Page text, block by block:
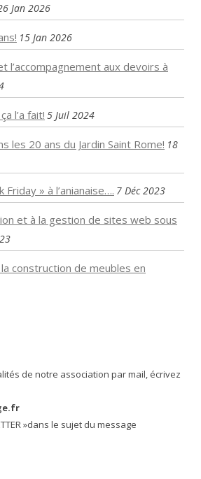
Jan 2026
15 Jan 2026
l’accompagnement aux devoirs à
l’a fait! 5 Juil 2024
les 20 ans du Jardin Saint Rome! 18
Friday » à l’anianaise…. 7 Déc 2023
et à la gestion de sites web sous
construction de meubles en
de notre association par mail, écrivez
»dans le sujet du message